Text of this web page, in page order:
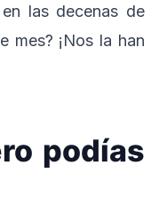
las decenas de
mes? ¡Nos la han
podías